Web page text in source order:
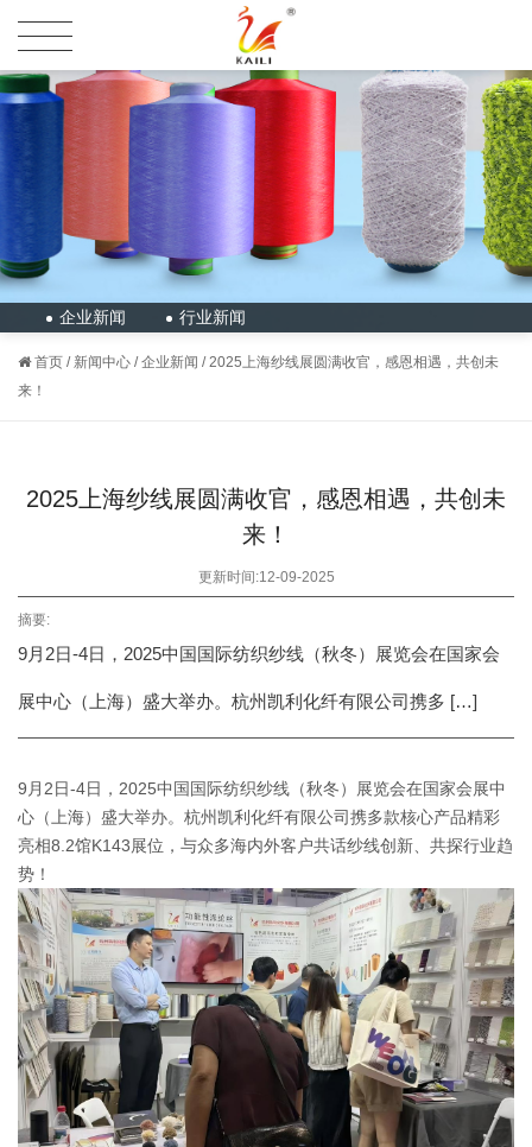
企业新闻 行业新闻
首页 / 新闻中心 /企业新闻 /2025上海纱线展圆满收官，感恩相遇，共创未
来！
2025上海纱线展圆满收官，感恩相遇，共创未
来！
更新时间:12-09-2025
摘要:
9月2日-4日，2025中国国际纺织纱线（秋冬）展览会在国家会
展中心（上海）盛大举办。杭州凯利化纤有限公司携多 […]
9月2日-4日，2025中国国际纺织纱线（秋冬）展览会在国家会展中
心（上海）盛大举办。杭州凯利化纤有限公司携多款核心产品精彩
亮相8.2馆K143展位，与众多海内外客户共话纱线创新、共探行业趋
势！